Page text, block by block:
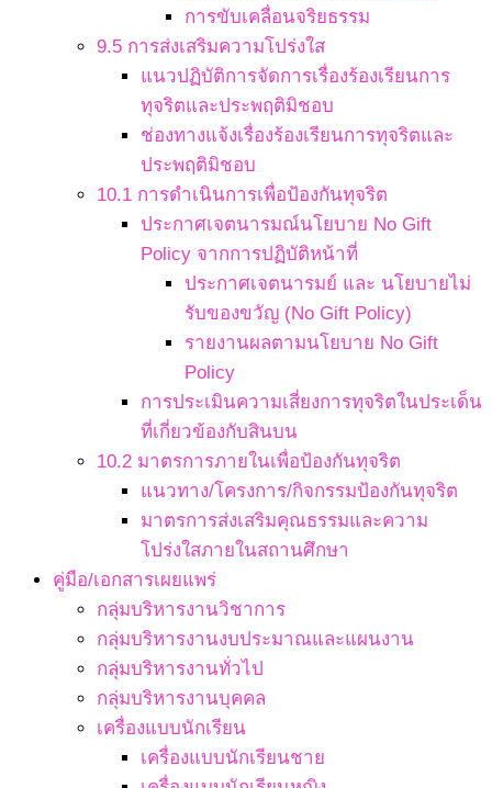
การขับเคลื่อนจริยธรรม
9.5 การส่งเสริมความโปร่งใส
แนวปฏิบัติการจัดการเรื่องร้องเรียนการ
ทุจริตและประพฤติมิชอบ
ช่องทางแจ้งเรื่องร้องเรียนการทุจริตและ
ประพฤติมิชอบ
10.1 การดำเนินการเพื่อป้องกันทุจริต
ประกาศเจตนารมณ์นโยบาย No Gift
Policy จากการปฏิบัติหน้าที่
ประกาศเจตนารมย์ และ นโยบายไม่
รับของขวัญ (No Gift Policy)
รายงานผลตามนโยบาย No Gift
Policy
การประเมินความเสี่ยงการทุจริตในประเด็น
ที่เกี่ยวข้องกับสินบน
10.2 มาตรการภายในเพื่อป้องกันทุจริต
แนวทาง/โครงการ/กิจกรรมป้องกันทุจริต
มาตรการส่งเสริมคุณธรรมและความ
โปร่งใสภายในสถานศึกษา
คู่มือ/เอกสารเผยแพร่
กลุ่มบริหารงานวิชาการ
กลุ่มบริหารงานงบประมาณและแผนงาน
กลุ่มบริหารงานทั่วไป
กลุ่มบริหารงานบุคคล
เครื่องแบบนักเรียน
เครื่องแบบนักเรียนชาย